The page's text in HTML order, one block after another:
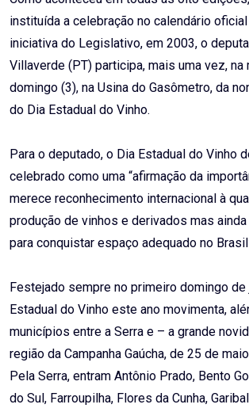
instituída a celebração no calendário
iniciativa do Legislativo, em 2003, o
Villaverde (PT) participa, mais uma vez, na
domingo (3), na Usina do Gasômetro, da
do Dia Estadual do Vinho.
Para o deputado, o Dia Estadual do Vinho
celebrado como uma “afirmação da
merece reconhecimento internacional à
produção de vinhos e derivados mas
para conquistar espaço adequado no
Festejado sempre no primeiro domingo de
Estadual do Vinho este ano movimenta,
municípios entre a Serra e – a grande
região da Campanha Gaúcha, de 25 de
Pela Serra, entram Antônio Prado, Bento
do Sul, Farroupilha, Flores da Cunha,